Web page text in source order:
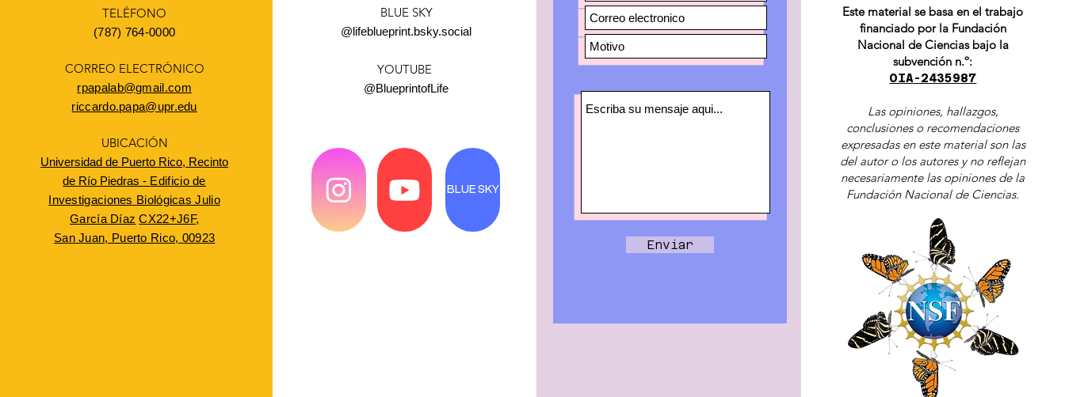
TELÉFONO
(787) 764-0000
CORREO ELECTRÓNICO
rpapalab@gmail.com
riccardo.papa@upr.edu
UBICACIÓN
Universidad de Puerto Rico, Recinto
de Río Piedras - Edificio de
Investigaciones Biológicas Julio
García Díaz CX22+J6F,
San Juan, Puerto Rico, 00923
BLUE SKY
@lifeblueprint.bsky.social
YOUTUBE
@BlueprintofLife
BLUE SKY
Enviar
Este material se basa en el trabajo
financiado por la Fundación
Nacional de Ciencias bajo la
subvención n.º:
OIA-2435987
Las opiniones, hallazgos,
conclusiones o recomendaciones
expresadas en este material son las
del autor o los autores y no reflejan
necesariamente las opiniones de la
Fundación Nacional de Ciencias.